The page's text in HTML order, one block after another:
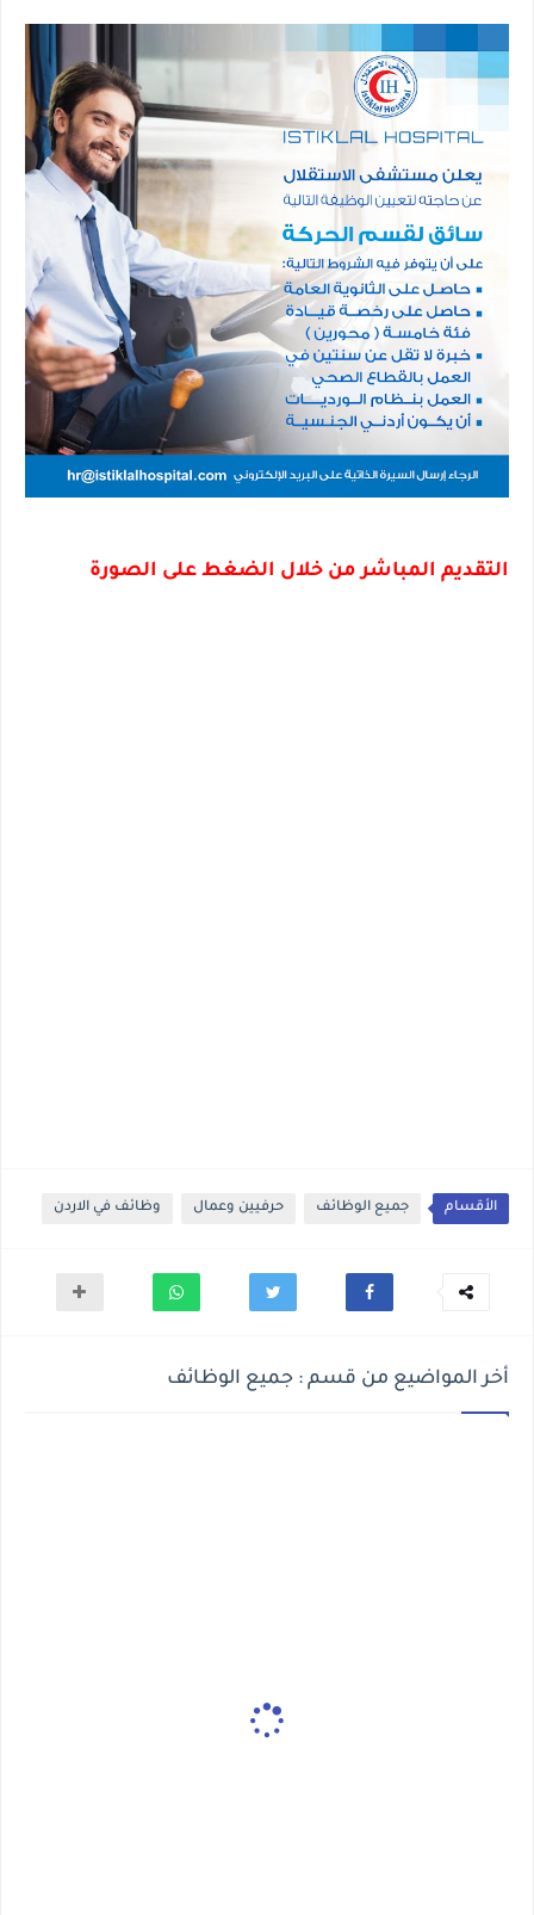
التقديم المباشر من خلال الضغط على الصورة
الأقسام جميع الوظائف حرفيين وعمال وظائف في الاردن
أخر المواضيع من قسم : جميع الوظائف